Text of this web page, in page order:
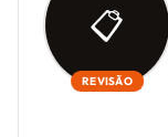
📋
REVISÃO